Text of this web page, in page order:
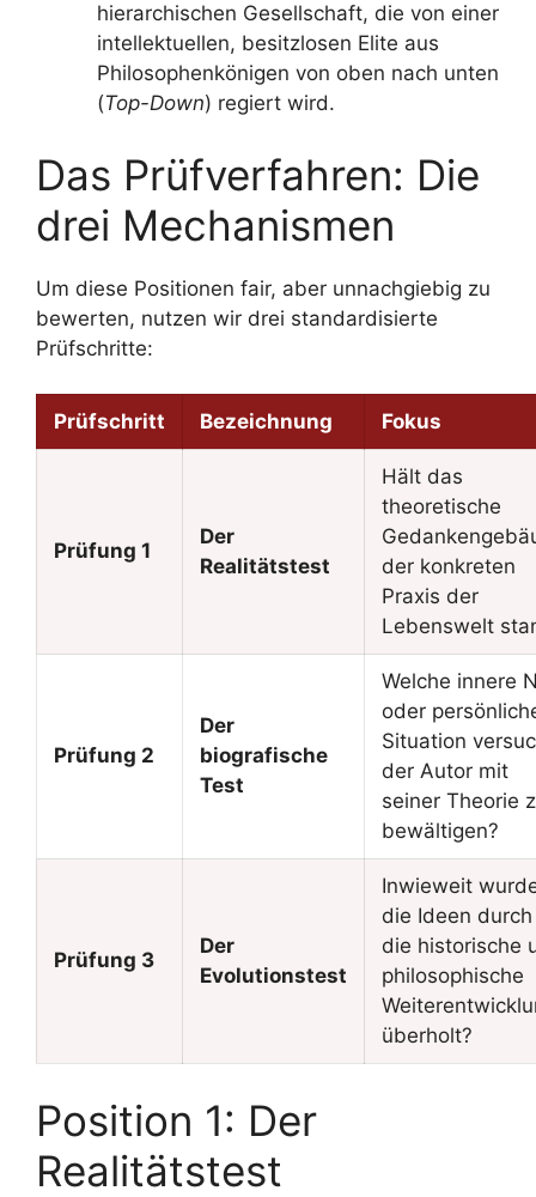
hierarchischen Gesellschaft, die von einer
intellektuellen, besitzlosen Elite aus
Philosophenkönigen von oben nach unten
(Top-Down) regiert wird.
Das Prüfverfahren: Die
drei Mechanismen
Um diese Positionen fair, aber unnachgiebig zu
bewerten, nutzen wir drei standardisierte
Prüfschritte:
Prüfschritt Bezeichnung Fokus
Prüfung 1
Der
Realitätstest
Hält das
theoretische
der konkreten
Praxis der
Lebenswelt
Prüfung 2
Der
biografische
Test
Welche innere
oder
Situation
der Autor mit
seiner Theorie
bewältigen?
Prüfung 3
Der
Evolutionstest
Inwieweit
die Ideen durch
die historische
philosophische
überholt?
Position 1: Der
Realitätstest